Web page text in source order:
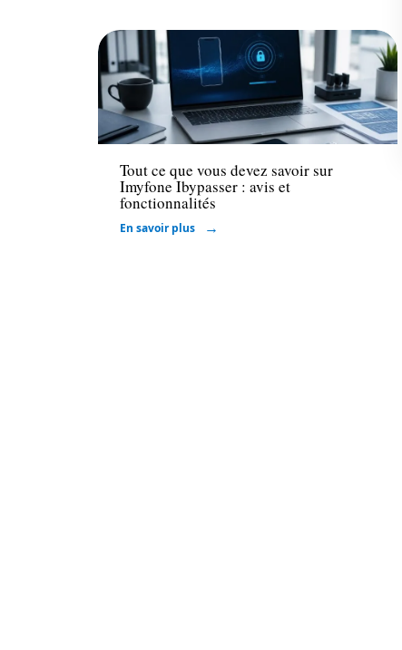
High-Tech
Tout ce que vous devez savoir sur
Imyfone Ibypasser : avis et
fonctionnalités
En savoir plus